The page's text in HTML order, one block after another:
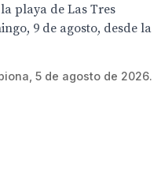
playa de Las Tres
9 de agosto, desde la
5 de agosto de 2026.